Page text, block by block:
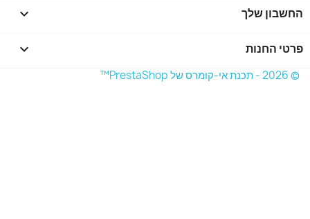
החשבון שלך 
פרטי החנות keyboard_arrow_down
© 2026 - תכנת אי-קומרס של PrestaShop™